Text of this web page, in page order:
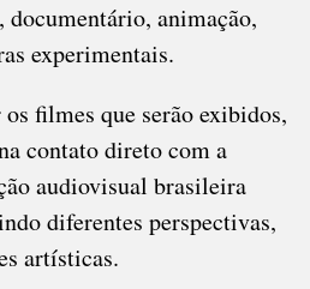
documentário, animação,
experimentais.
filmes que serão exibidos,
contato direto com a
audiovisual brasileira
diferentes perspectivas,
artísticas.